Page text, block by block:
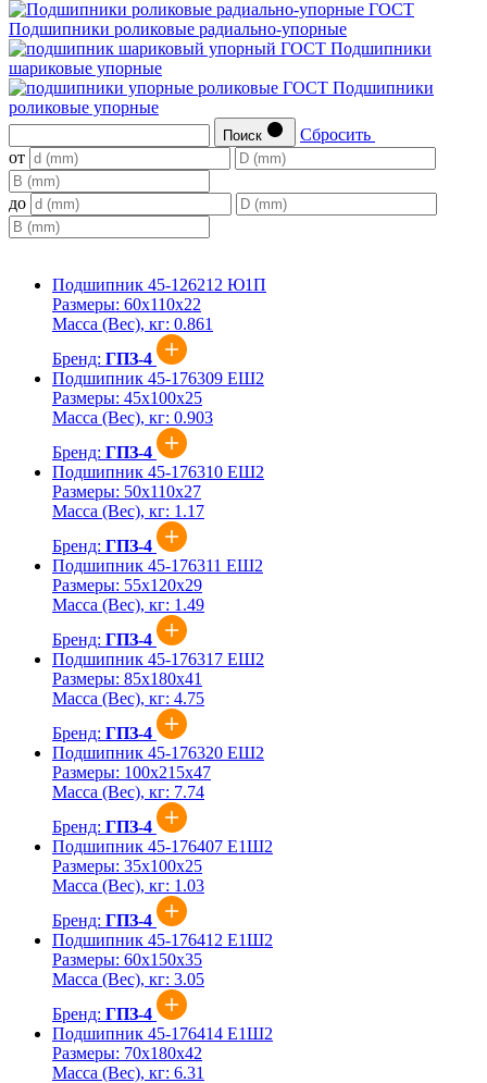
Подшипники роликовые радиально-упорные
Подшипники
шариковые упорные
Подшипники
роликовые упорные
Поиск
Сбросить
от
до
Подшипник 45-126212 Ю1П
Размеры: 60x110x22
Масса (Вес), кг: 0.861
Бренд: ГПЗ-4
Подшипник 45-176309 ЕШ2
Размеры: 45x100x25
Масса (Вес), кг: 0.903
Бренд: ГПЗ-4
Подшипник 45-176310 ЕШ2
Размеры: 50x110x27
Масса (Вес), кг: 1.17
Бренд: ГПЗ-4
Подшипник 45-176311 ЕШ2
Размеры: 55x120x29
Масса (Вес), кг: 1.49
Бренд: ГПЗ-4
Подшипник 45-176317 ЕШ2
Размеры: 85x180x41
Масса (Вес), кг: 4.75
Бренд: ГПЗ-4
Подшипник 45-176320 ЕШ2
Размеры: 100x215x47
Масса (Вес), кг: 7.74
Бренд: ГПЗ-4
Подшипник 45-176407 Е1Ш2
Размеры: 35x100x25
Масса (Вес), кг: 1.03
Бренд: ГПЗ-4
Подшипник 45-176412 Е1Ш2
Размеры: 60x150x35
Масса (Вес), кг: 3.05
Бренд: ГПЗ-4
Подшипник 45-176414 Е1Ш2
Размеры: 70x180x42
Масса (Вес), кг: 6.31